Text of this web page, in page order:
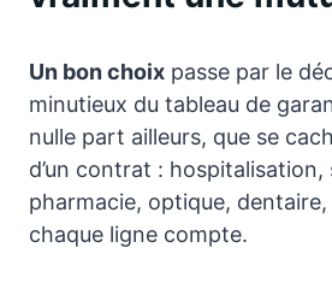
Un bon choix passe par le
minutieux du tableau de
nulle part ailleurs, que se
d’un contrat :
pharmacie, optique,
chaque ligne compte.